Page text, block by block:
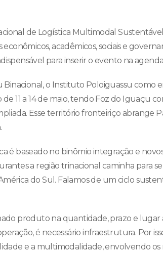
de Logística Multimodal
acadêmicos, sociais e
para inserir o evento na
Binacional, o Instituto Poloiguassu como
11 a 14 de maio, tendo Foz do Iguaçu
Esse território fronteiriço abrange
é baseado no binômio integração e
a região trinacional caminha para
do Sul. Falamos de um ciclo
produto na quantidade, prazo e lugar
é necessário infraestrutura. Por
e a multimodalidade, envolvendo os